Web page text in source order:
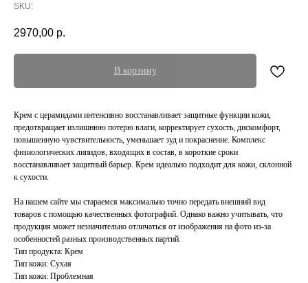
SKU:
2970,00 р.
В корзину
Крем с церамидами интенсивно восстанавливает защитные функции кожи,
предотвращает излишнюю потерю влаги, корректирует сухость, дискомфорт,
повышенную чувствительность, уменьшает зуд и покраснение. Комплекс
физиологических липидов, входящих в состав, в короткие сроки
восстанавливает защитный барьер. Крем идеально подходит для кожи, склонной
к сухости.
На нашем сайте мы стараемся максимально точно передать внешний вид
товаров с помощью качественных фотографий. Однако важно учитывать, что
продукция может незначительно отличаться от изображения на фото из-за
особенностей разных производственных партий.
Тип продукта: Крем
Тип кожи: Сухая
Тип кожи: Проблемная